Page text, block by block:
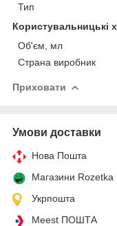
Тип
Користувальницькі
Об'єм, мл
Страна виробник
Приховати
Умови доставки
Нова Пошта
Магазини Rozetka
Укрпошта
Meest ПОШТА